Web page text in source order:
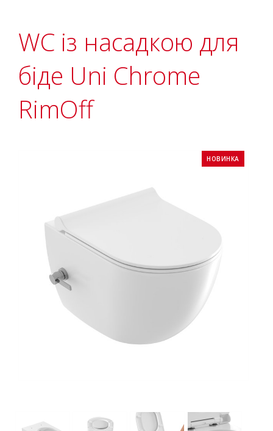
WC із насадкою для
біде Uni Chrome
RimOff
НОВИНКА